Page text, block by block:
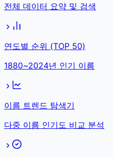
전체 데이터 요약 및 검색
연도별 순위 (TOP 50)
1880~2024년 인기 이름
이름 트렌드 탐색기
다중 이름 인기도 비교 분석